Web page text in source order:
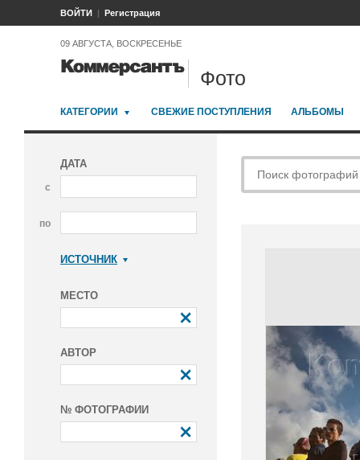
ВОЙТИ Регистрация
09 АВГУСТА, ВОСКРЕСЕНЬЕ
Фото
КАТЕГОРИИ СВЕЖИЕ ПОСТУПЛЕНИЯ АЛЬБОМЫ
ДАТА
с
по
ИСТОЧНИК
МЕСТО
АВТОР
№ ФОТОГРАФИИ